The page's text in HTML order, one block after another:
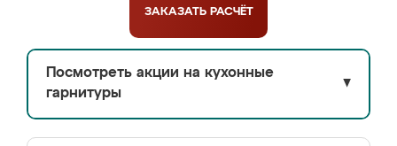
ЗАКАЗАТЬ РАСЧЁТ
Посмотреть акции на кухонные
гарнитуры
▼